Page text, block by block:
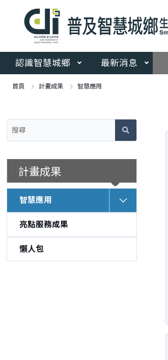
認識智慧城鄉 最新消息
首頁 計畫成果 智慧應用
計畫成果
智慧應用
亮點服務成果
懶人包